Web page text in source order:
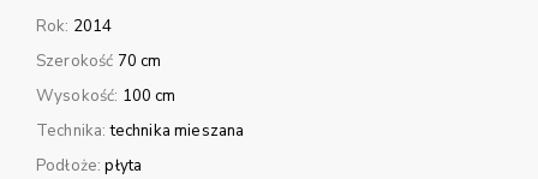
Rok: 2014
Szerokość 70 cm
Wysokość: 100 cm
Technika:technika mieszana
Podłoże:płyta